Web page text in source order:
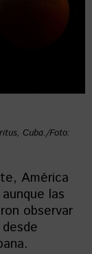
Cuba./Foto:
América
las
observar